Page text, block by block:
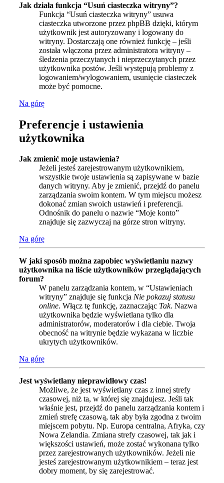
Jak działa funkcja “Usuń ciasteczka witryny”?
Funkcja “Usuń ciasteczka witryny” usuwa
ciasteczka utworzone przez phpBB dzięki, którym
użytkownik jest autoryzowany i logowany do
witryny. Dostarczają one również funkcję – jeśli
została włączona przez administratora witryny –
śledzenia przeczytanych i nieprzeczytanych przez
użytkownika postów. Jeśli występują problemy z
logowaniem/wylogowaniem, usunięcie ciasteczek
może być pomocne.
Na górę
Preferencje i ustawienia
użytkownika
Jak zmienić moje ustawienia?
Jeżeli jesteś zarejestrowanym użytkownikiem,
wszystkie twoje ustawienia są zapisywane w bazie
danych witryny. Aby je zmienić, przejdź do panelu
zarządzania swoim kontem. W tym miejscu możesz
dokonać zmian swoich ustawień i preferencji.
Odnośnik do panelu o nazwie “Moje konto”
znajduje się zazwyczaj na górze stron witryny.
Na górę
W jaki sposób można zapobiec wyświetlaniu nazwy
użytkownika na liście użytkowników przeglądających
forum?
W panelu zarządzania kontem, w “Ustawieniach
witryny” znajduje się funkcja Nie pokazuj statusu
online. Włącz tę funkcję, zaznaczając Tak. Nazwa
użytkownika będzie wyświetlana tylko dla
administratorów, moderatorów i dla ciebie. Twoja
obecność na witrynie będzie wykazana w liczbie
ukrytych użytkowników.
Na górę
Jest wyświetlany nieprawidłowy czas!
Możliwe, że jest wyświetlany czas z innej strefy
czasowej, niż ta, w której się znajdujesz. Jeśli tak
właśnie jest, przejdź do panelu zarządzania kontem i
zmień strefę czasową, tak aby była zgodna z twoim
miejscem pobytu. Np. Europa centralna, Afryka, czy
Nowa Zelandia. Zmiana strefy czasowej, tak jak i
większości ustawień, może zostać wykonana tylko
przez zarejestrowanych użytkowników. Jeżeli nie
jesteś zarejestrowanym użytkownikiem – teraz jest
dobry moment, by się zarejestrować.